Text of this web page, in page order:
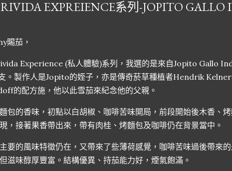
EXPREIENCE系列-JOPITO GALLO
賜茄，
Experience (私人體驗)系列，我選的是來自Jopito Gallo
。製作人是Jopito的姪子，亦是傳奇菸草種植者Hendrik
的配方施，他以此雪茄來紀念他的父親。
包的香味，初點以白胡椒、咖啡苦味開局，前段開始後木香、
，接著果香帶出來，帶有肉桂、烤麵包及咖啡仍在背景當中。
要的風味特徵仍在，又帶來了些薄荷感覺，咖啡苦味過後帶來的
滋味醇厚豐富。結構優異、持茄能力好，煙氣飽滿。